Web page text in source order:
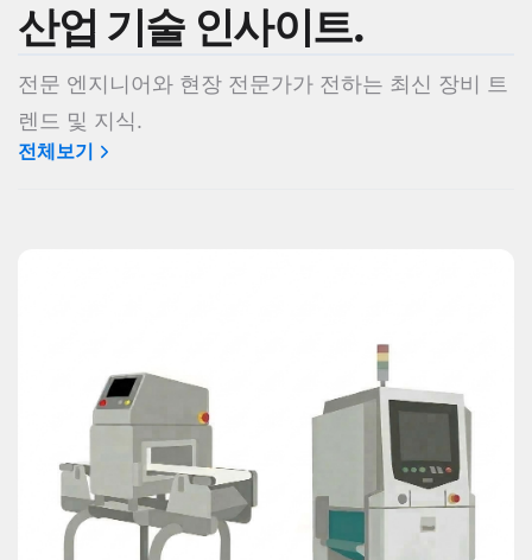
산업 기술 인사이트.
전문 엔지니어와 현장 전문가가 전하는 최신 장비 트
렌드 및 지식.
전체보기